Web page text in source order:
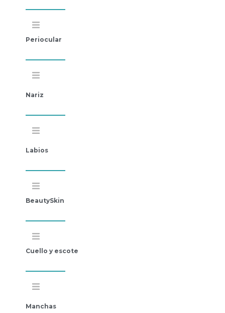
Periocular
Nariz
Labios
BeautySkin
Cuello y escote
Manchas